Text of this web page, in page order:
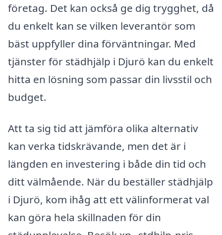
företag. Det kan också ge dig trygghet, då
du enkelt kan se vilken leverantör som
bäst uppfyller dina förväntningar. Med
tjänster för städhjälp i Djurö kan du enkelt
hitta en lösning som passar din livsstil och
budget.
Att ta sig tid att jämföra olika alternativ
kan verka tidskrävande, men det är i
längden en investering i både din tid och
ditt välmående. När du beställer städhjälp
i Djurö, kom ihåg att ett välinformerat val
kan göra hela skillnaden för din